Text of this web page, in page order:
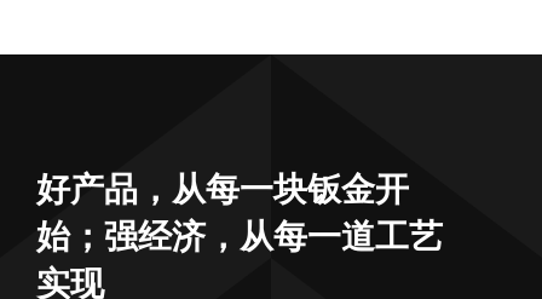
好产品，从每一块钣金开
始；强经济，从每一道工艺
实现